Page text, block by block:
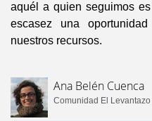
aquél a quien seguimos
escasez una
nuestros recursos.
Ana Belén Cuenca
Comunidad El